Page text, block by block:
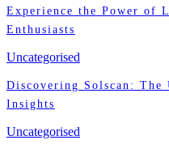
Experience the Power of
Enthusiasts
Uncategorised
Discovering Solscan:
Insights
Uncategorised